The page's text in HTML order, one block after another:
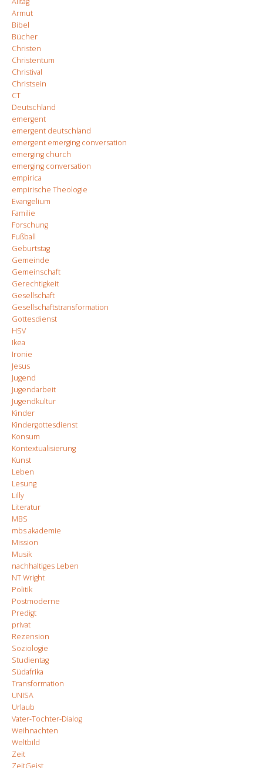
Armut
Bibel
Bücher
Christen
Christentum
Christival
Christsein
CT
Deutschland
emergent
emergent deutschland
emergent emerging conversation
emerging church
emerging conversation
empirica
empirische Theologie
Evangelium
Familie
Forschung
Fußball
Geburtstag
Gemeinde
Gemeinschaft
Gerechtigkeit
Gesellschaft
Gesellschaftstransformation
Gottesdienst
HSV
Ikea
Ironie
Jesus
Jugend
Jugendarbeit
Jugendkultur
Kinder
Kindergottesdienst
Konsum
Kontextualisierung
Kunst
Leben
Lesung
Lilly
Literatur
MBS
mbs akademie
Mission
Musik
nachhaltiges Leben
NT Wright
Politik
Postmoderne
Predigt
privat
Rezension
Soziologie
Studientag
Südafrika
Transformation
UNISA
Urlaub
Vater-Tochter-Dialog
Weihnachten
Weltbild
Zeit
ZeitGeist